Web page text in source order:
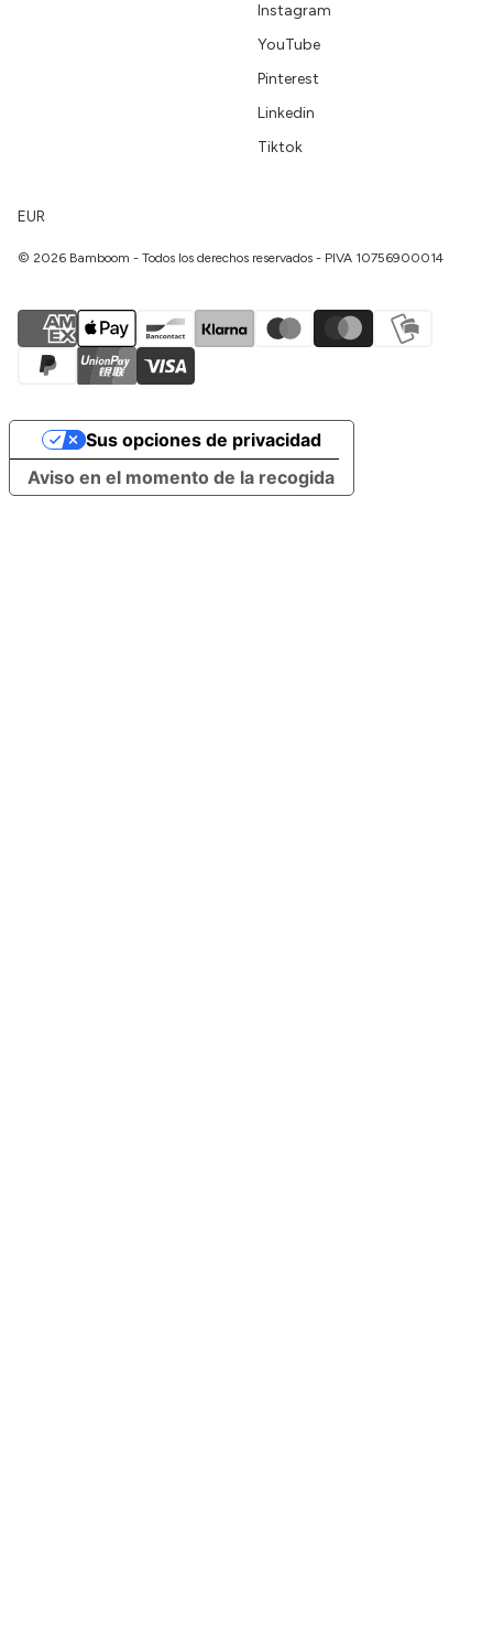
Instagram
YouTube
Pinterest
Linkedin
Tiktok
EUR
© 2026 Bamboom - Todos los derechos reservados - PIVA 10756900014
Aviso en el momento de la recogida
Sus opciones de privacidad